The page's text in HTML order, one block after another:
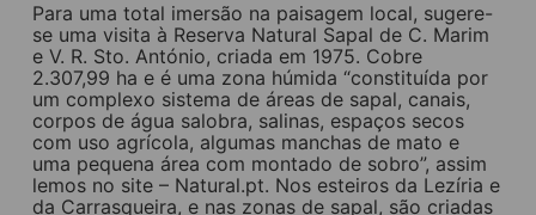
Para uma total imersão na paisagem local, sugere-
se uma visita à Reserva Natural Sapal de C. Marim
e V. R. Sto. António, criada em 1975. Cobre
2.307,99 ha e é uma zona húmida “constituída por
um complexo sistema de áreas de sapal, canais,
corpos de água salobra, salinas, espaços secos
com uso agrícola, algumas manchas de mato e
uma pequena área com montado de sobro”, assim
lemos no site – Natural.pt. Nos esteiros da Lezíria e
da Carrasqueira, e nas zonas de sapal, são criadas